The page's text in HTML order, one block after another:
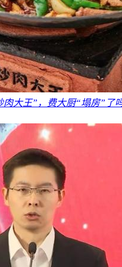
大王”，费大厨“塌房”了